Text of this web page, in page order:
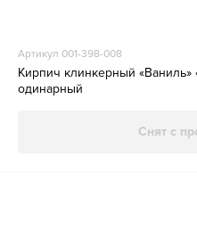
Артикул 001-398-008
Кирпич клинкерный
одинарный
Снят с